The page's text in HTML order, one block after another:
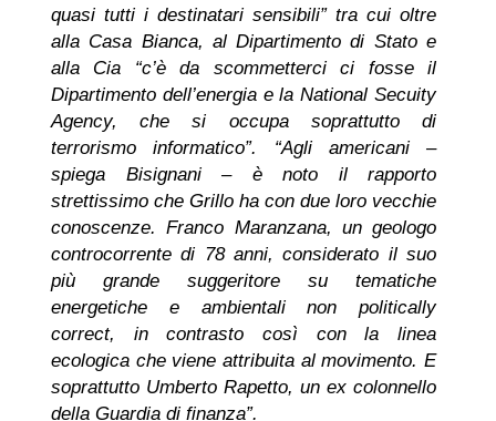
quasi tutti i destinatari sensibili” tra cui oltre
alla Casa Bianca, al Dipartimento di Stato e
alla Cia “c’è da scommetterci ci fosse il
Dipartimento dell’energia e la National Secuity
Agency, che si occupa soprattutto di
terrorismo informatico”. “Agli americani –
spiega Bisignani – è noto il rapporto
strettissimo che Grillo ha con due loro vecchie
conoscenze. Franco Maranzana, un geologo
controcorrente di 78 anni, considerato il suo
più grande suggeritore su tematiche
energetiche e ambientali non politically
correct, in contrasto così con la linea
ecologica che viene attribuita al movimento. E
soprattutto Umberto Rapetto, un ex colonnello
della Guardia di finanza”.